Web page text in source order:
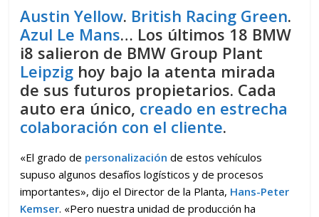
Austin Yellow. British Racing Green.
Azul Le Mans… Los últimos 18 BMW
i8 salieron de BMW Group Plant
Leipzig hoy bajo la atenta mirada
de sus futuros propietarios. Cada
auto era único, creado en estrecha
colaboración con el cliente.
«El grado de personalización de estos vehículos
supuso algunos desafíos logísticos y de procesos
importantes», dijo el Director de la Planta, Hans-Peter
Kemser. «Pero nuestra unidad de producción ha